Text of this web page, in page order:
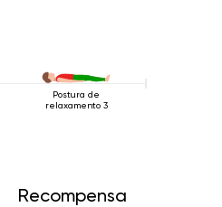
Postura de
relaxamento 3
Recompensa